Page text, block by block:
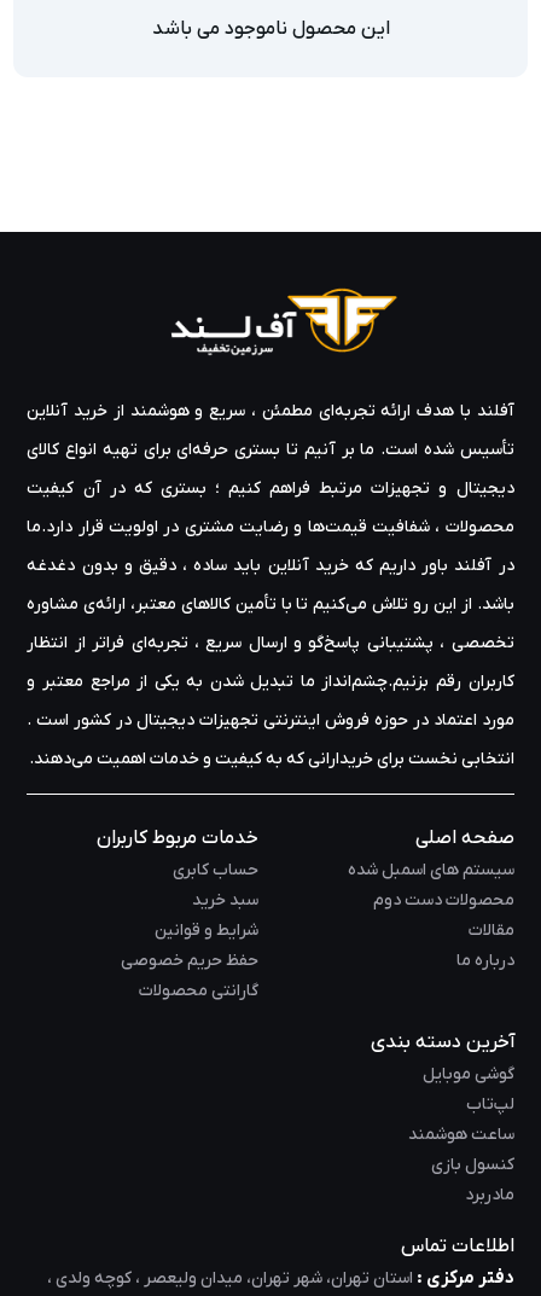
این محصول ناموجود می باشد
آفلند با هدف ارائه‌ تجربه‌ای مطمئن ، سریع و هوشمند از خرید آنلاین
تأسیس شده است. ما بر آنیم تا بستری حرفه‌ای برای تهیه‌ انواع کالای
دیجیتال و تجهیزات مرتبط فراهم کنیم ؛ بستری که در آن کیفیت
محصولات ، شفافیت قیمت‌ها و رضایت مشتری در اولویت قرار دارد.ما
در آفلند باور داریم که خرید آنلاین باید ساده ، دقیق و بدون دغدغه
باشد. از این رو تلاش می‌کنیم تا با تأمین کالاهای معتبر، ارائه‌ی مشاوره‌
تخصصی ، پشتیبانی پاسخ‌گو و ارسال سریع ، تجربه‌ای فراتر از انتظار
کاربران رقم بزنیم.چشم‌انداز ما تبدیل شدن به یکی از مراجع معتبر و
مورد اعتماد در حوزه‌ فروش اینترنتی تجهیزات دیجیتال در کشور است .
انتخابی نخست برای خریدارانی که به کیفیت و خدمات اهمیت می‌دهند.
صفحه اصلی
سیستم های اسمبل شده
محصولات دست دوم
مقالات
درباره ما
خدمات مربوط کاربران
حساب کابری
سبد خرید
شرایط و قوانین
حفظ حریم خصوصی
گارانتی محصولات
آخرین دسته بندی
گوشی موبایل
لپ‌تاب
ساعت هوشمند
کنسول بازی
مادربرد
اطلاعات تماس
دفتر مرکزی : استان تهران، شهر تهران، میدان ولیعصر ، کوچه ولدی ،